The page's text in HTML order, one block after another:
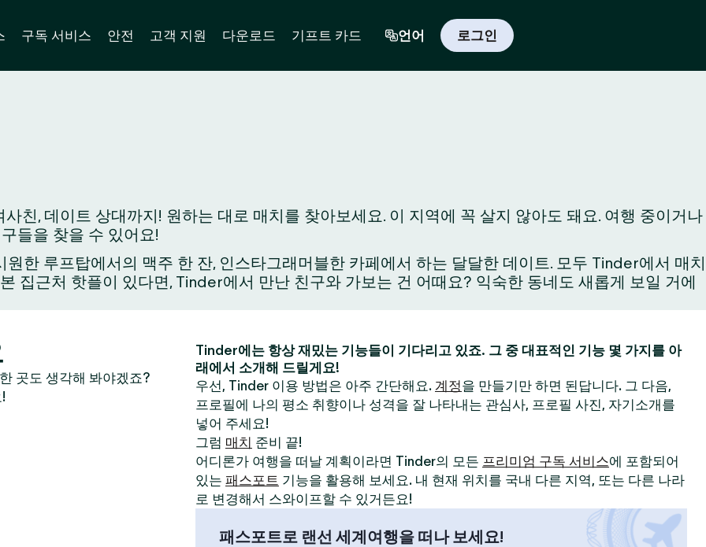
구독 서비스 안전 고객 지원 다운로드 기프트 카드 언어 로그인
친, 데이트 상대까지! 원하는 대로 매치를 찾아보세요. 이 지역에 꼭 살지 않아도 돼요. 여행 중이거나
들을 찾을 수 있어요!
한 루프탑에서의 맥주 한 잔, 인스타그래머블한 카페에서 하는 달달한 데이트. 모두 Tinder에서 매치
집근처 핫플이 있다면, Tinder에서 만난 친구와 가보는 건 어때요? 익숙한 동네도 새롭게 보일 거에
곳도 생각해 봐야겠죠?
Tinder에는 항상 재밌는 기능들이 기다리고 있죠. 그 중 대표적인 기능 몇 가지를 아
래에서 소개해 드릴게요!
우선, Tinder 이용 방법은 아주 간단해요. 계정을 만들기만 하면 된답니다. 그 다음,
프로필에 나의 평소 취향이나 성격을 잘 나타내는 관심사, 프로필 사진, 자기소개를
넣어 주세요!
그럼 매치 준비 끝!
어디론가 여행을 떠날 계획이라면 Tinder의 모든 프리미엄 구독 서비스에 포함되어
있는 패스포트 기능을 활용해 보세요. 내 현재 위치를 국내 다른 지역, 또는 다른 나라
로 변경해서 스와이프할 수 있거든요!
패스포트로 랜선 세계여행을 떠나 보세요!